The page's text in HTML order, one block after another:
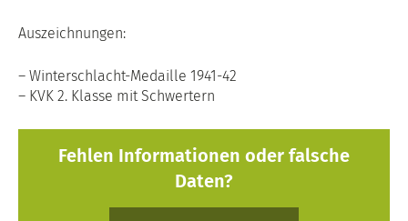
Auszeichnungen:
– Winterschlacht-Medaille 1941-42
– KVK 2. Klasse mit Schwertern
Fehlen Informationen oder falsche
Daten?